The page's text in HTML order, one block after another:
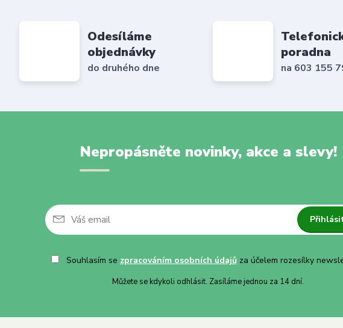
Odesíláme
objednávky
do druhého dne
poradna
na 603 155
Nepropásněte novinky, akce a slevy!
Souhlasím se zpracováním osobních údajůza účelem rozesílky
Můžete se kdykoli odhlásit. Zasíláme jednou za 14 dní.